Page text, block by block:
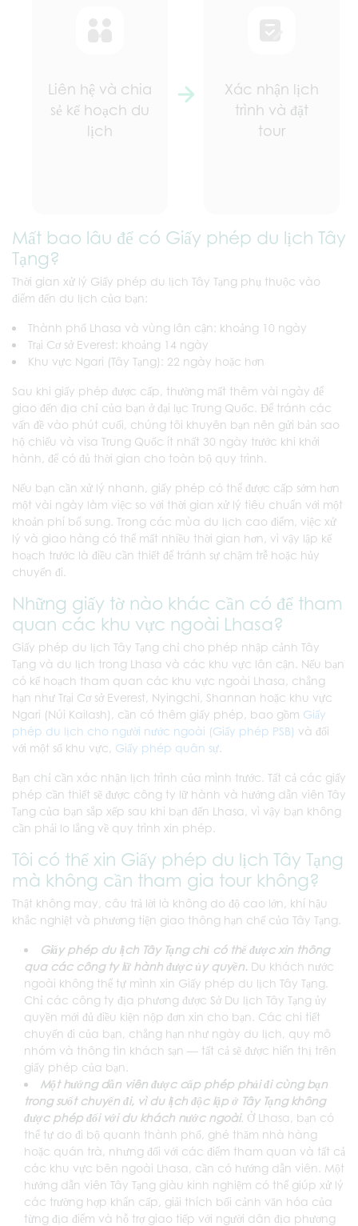
Liên hệ và chia
sẻ kế hoạch du
lịch
Xác nhận lịch
trình và đặt
tour
Mất bao lâu để có Giấy phép du lịch Tây
Tạng?
Thời gian xử lý Giấy phép du lịch Tây Tạng phụ thuộc vào
điểm đến du lịch của bạn:
Thành phố Lhasa và vùng lân cận: khoảng 10 ngày
Trại Cơ sở Everest: khoảng 14 ngày
Khu vực Ngari (Tây Tạng): 22 ngày hoặc hơn
Sau khi giấy phép được cấp, thường mất thêm vài ngày để
giao đến địa chỉ của bạn ở đại lục Trung Quốc. Để tránh các
vấn đề vào phút cuối, chúng tôi khuyên bạn nên gửi bản sao
hộ chiếu và visa Trung Quốc ít nhất 30 ngày trước khi khởi
hành, để có đủ thời gian cho toàn bộ quy trình.
Nếu bạn cần xử lý nhanh, giấy phép có thể được cấp sớm hơn
một vài ngày làm việc so với thời gian xử lý tiêu chuẩn với một
khoản phí bổ sung. Trong các mùa du lịch cao điểm, việc xử
lý và giao hàng có thể mất nhiều thời gian hơn, vì vậy lập kế
hoạch trước là điều cần thiết để tránh sự chậm trễ hoặc hủy
chuyến đi.
Những giấy tờ nào khác cần có để tham
quan các khu vực ngoài Lhasa?
Giấy phép du lịch Tây Tạng chỉ cho phép nhập cảnh Tây
Tạng và du lịch trong Lhasa và các khu vực lân cận. Nếu bạn
có kế hoạch tham quan các khu vực ngoài Lhasa, chẳng
hạn như Trại Cơ sở Everest, Nyingchi, Shannan hoặc khu vực
Ngari (Núi Kailash), cần có thêm giấy phép, bao gồm Giấy
phép du lịch cho người nước ngoài (Giấy phép PSB) và đối
với một số khu vực, Giấy phép quân sự
Bạn chỉ cần xác nhận lịch trình của mình trước. Tất cả các giấy
phép cần thiết sẽ được công ty lữ hành và hướng dẫn viên Tây
Tạng của bạn sắp xếp sau khi bạn đến Lhasa, vì vậy bạn không
cần phải lo lắng về quy trình xin phép.
Tôi có thể xin Giấy phép du lịch Tây Tạng
mà không cần tham gia tour không?
Thật không may, câu trả lời là không do độ cao lớn, khí hậu
khắc nghiệt và phương tiện giao thông hạn chế của Tây Tạng.
Giấy phép du lịch Tây Tạng chỉ có thể được xin thông
qua các công ty lữ hành được ủy quyền. Du khách nước
ngoài không thể tự mình xin Giấy phép du lịch Tây Tạng.
Chỉ các công ty địa phương được Sở Du lịch Tây Tạng ủy
quyền mới đủ điều kiện nộp đơn xin cho bạn. Các chi tiết
chuyến đi của bạn, chẳng hạn như ngày du lịch, quy mô
nhóm và thông tin khách sạn — tất cả sẽ được hiển thị trên
giấy phép của bạn.
Một hướng dẫn viên được cấp phép phải đi cùng bạn
trong suốt chuyến đi, vì du lịch độc lập ở Tây Tạng không
được phép đối với du khách nước ngoài. Ở Lhasa, bạn có
thể tự do đi bộ quanh thành phố, ghé thăm nhà hàng
hoặc quán trà, nhưng đối với các điểm tham quan và tất cả
các khu vực bên ngoài Lhasa, cần có hướng dẫn viên. Một
hướng dẫn viên Tây Tạng giàu kinh nghiệm có thể giúp xử lý
các trường hợp khẩn cấp, giải thích bối cảnh văn hóa của
từng địa điểm và hỗ trợ giao tiếp với người dân địa phương